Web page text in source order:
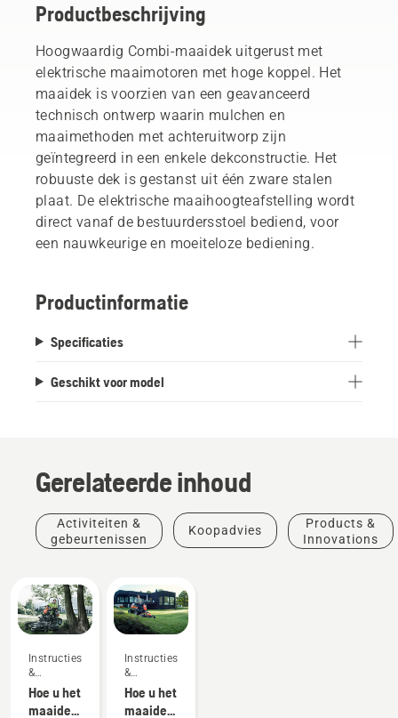
Productbeschrijving
Hoogwaardig Combi-maaidek uitgerust met
elektrische maaimotoren met hoge koppel. Het
maaidek is voorzien van een geavanceerd
technisch ontwerp waarin mulchen en
maaimethoden met achteruitworp zijn
geïntegreerd in een enkele dekconstructie. Het
robuuste dek is gestanst uit één zware stalen
plaat. De elektrische maaihoogteafstelling wordt
direct vanaf de bestuurdersstoel bediend, voor
een nauwkeurige en moeiteloze bediening.
Productinformatie
Specificaties
Geschikt voor model
Gerelateerde inhoud
Activiteiten &
gebeurtenissen
Koopadvies
Products &
Innovations
Instructies's
&
handleidingen
Hoe u het
maaidek
Instructies's
&
handleidingen
Hoe u het
maaidek